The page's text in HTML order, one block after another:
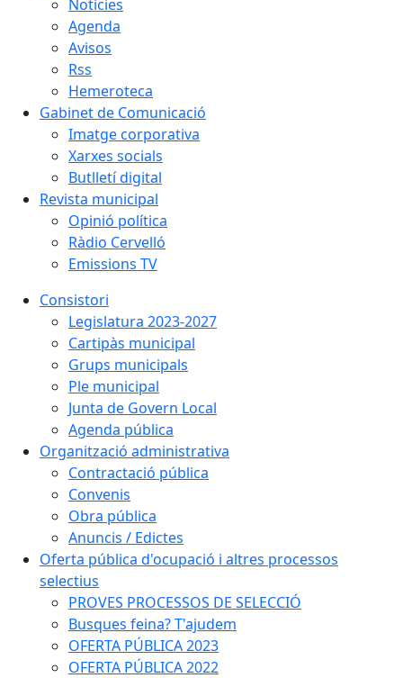
Notícies
Agenda
Avisos
Rss
Hemeroteca
Gabinet de Comunicació
Imatge corporativa
Xarxes socials
Butlletí digital
Revista municipal
Opinió política
Ràdio Cervelló
Emissions TV
Consistori
Legislatura 2023-2027
Cartipàs municipal
Grups municipals
Ple municipal
Junta de Govern Local
Agenda pública
Organització administrativa
Contractació pública
Convenis
Obra pública
Anuncis / Edictes
Oferta pública d'ocupació i altres processos
selectius
PROVES PROCESSOS DE SELECCIÓ
Busques feina? T'ajudem
OFERTA PÚBLICA 2023
OFERTA PÚBLICA 2022